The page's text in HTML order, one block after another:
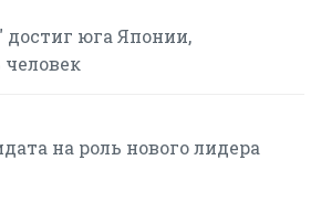
юга Японии,
на роль нового лидера